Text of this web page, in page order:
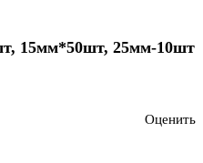
15мм*50шт, 25мм-10шт
Оценить